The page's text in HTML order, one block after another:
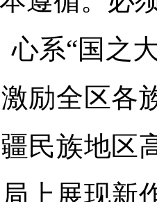
心系“国之
励全区各
民族地区
上展现新